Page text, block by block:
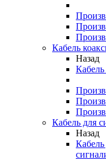
Кабель
Назад
Кабель для
Назад